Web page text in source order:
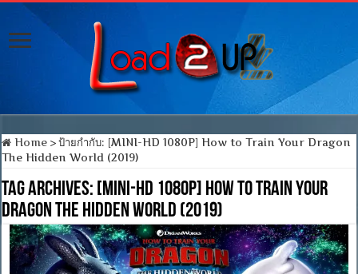
Home > ป้ายกำกับ: [MINI-HD 1080P] How to Train Your Dragon
The Hidden World (2019)
Tag Archives: [MINI-HD 1080P] How to Train Your
Dragon The Hidden World (2019)